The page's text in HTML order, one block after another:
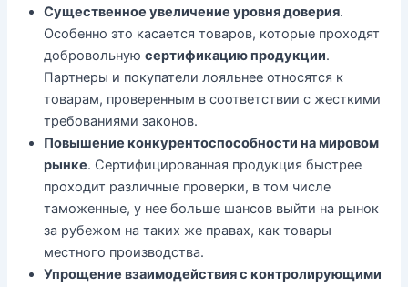
Существенное увеличение уровня доверия.
Особенно это касается товаров, которые проходят
добровольную сертификацию продукции.
Партнеры и покупатели лояльнее относятся к
товарам, проверенным в соответствии с жесткими
требованиями законов.
Повышение конкурентоспособности на мировом
рынке. Сертифицированная продукция быстрее
проходит различные проверки, в том числе
таможенные, у нее больше шансов выйти на рынок
за рубежом на таких же правах, как товары
местного производства.
Упрощение взаимодействия с контролирующими